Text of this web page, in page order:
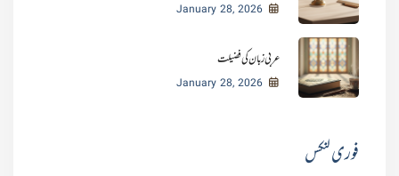
January 28, 2026
عربی زبان کی فضیلت
January 28, 2026
فوری لنکس